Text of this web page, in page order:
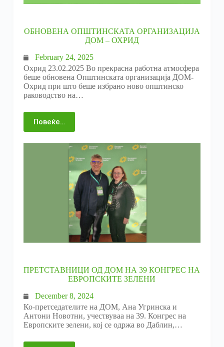
ОБНОВЕНА ОПШТИНСКАТА ОРГАНИЗАЦИЈА
ДОМ – ОХРИД
February 24, 2025
Охрид 23.02.2025 Во прекрасна работна атмосфера
беше обновена Општинската организација ДОМ-
Охрид при што беше избрано ново општинско
раководство на…
Повеќе…
ПРЕТСТАВНИЦИ ОД ДОМ НА 39 КОНГРЕС НА
ЕВРОПСКИТЕ ЗЕЛЕНИ
December 8, 2024
Ко-претседателите на ДОМ, Ана Угринска и
Антони Новотни, учествуваа на 39. Конгрес на
Европските зелени, кој се одржа во Даблин,…